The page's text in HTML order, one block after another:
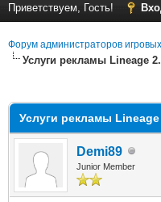
Приветствуем, Гость!
Форум администраторов
Услуги рекламы Lineage
Услуги рекламы
Demi89
Junior Member